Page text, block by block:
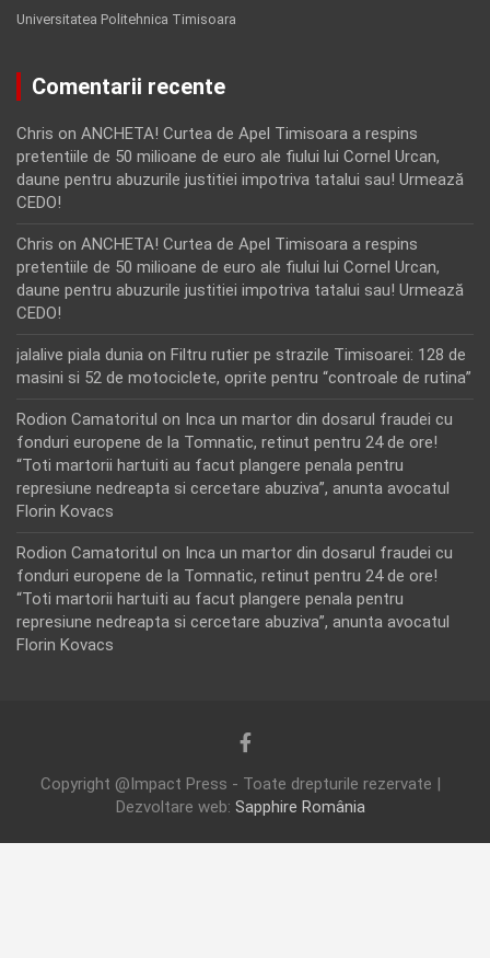
Universitatea Politehnica Timisoara
Comentarii recente
Chris on ANCHETA! Curtea de Apel Timisoara a respins
pretentiile de 50 milioane de euro ale fiului lui Cornel Urcan,
daune pentru abuzurile justitiei impotriva tatalui sau! Urmează
CEDO!
Chris on ANCHETA! Curtea de Apel Timisoara a respins
pretentiile de 50 milioane de euro ale fiului lui Cornel Urcan,
daune pentru abuzurile justitiei impotriva tatalui sau! Urmează
CEDO!
jalalive piala dunia on Filtru rutier pe strazile Timisoarei: 128 de
masini si 52 de motociclete, oprite pentru “controale de rutina”
Rodion Camatoritul on Inca un martor din dosarul fraudei cu
fonduri europene de la Tomnatic, retinut pentru 24 de ore!
“Toti martorii hartuiti au facut plangere penala pentru
represiune nedreapta si cercetare abuziva”, anunta avocatul
Florin Kovacs
Rodion Camatoritul on Inca un martor din dosarul fraudei cu
fonduri europene de la Tomnatic, retinut pentru 24 de ore!
“Toti martorii hartuiti au facut plangere penala pentru
represiune nedreapta si cercetare abuziva”, anunta avocatul
Florin Kovacs
Copyright @Impact Press - Toate drepturile rezervate |
Dezvoltare web: Sapphire România